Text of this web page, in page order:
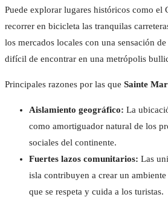
Puede explorar lugares históricos como el
recorrer en bicicleta las tranquilas
los mercados locales con una sensación
difícil de encontrar en una metrópolis
Principales razones por las que Sainte
Aislamiento geográfico: La
como amortiguador natural de los
sociales del continente.
Fuertes lazos comunitarios: Las
isla contribuyen a crear un
que se respeta y cuida a los turistas.